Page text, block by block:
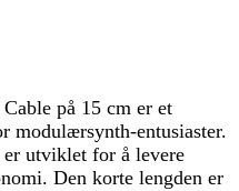
på 15 cm er et
modulærsynth-entusiaster.
er utviklet for å levere
Den korte lengden er